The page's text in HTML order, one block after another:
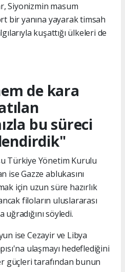
Siyonizmin masum
bir yanına yayarak timsah
kuşattığı ülkeleri de
de kara
bu süreci
Türkiye Yönetim Kurulu
ise Gazze ablukasını
için uzun süre hazırlık
filoların uluslararası
uğradığını söyledi.
ise Cezayir ve Libya
ulaşmayı hedeflediğini
güçleri tarafından bunun